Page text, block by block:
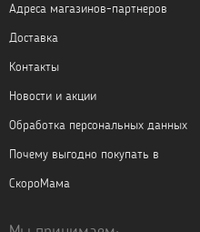
Адреса магазинов-партнеров
Доставка
Контакты
Новости и акции
Обработка персональных данных
Почему выгодно покупать в
СкороМама